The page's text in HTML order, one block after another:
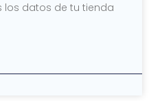
los datos de tu tienda